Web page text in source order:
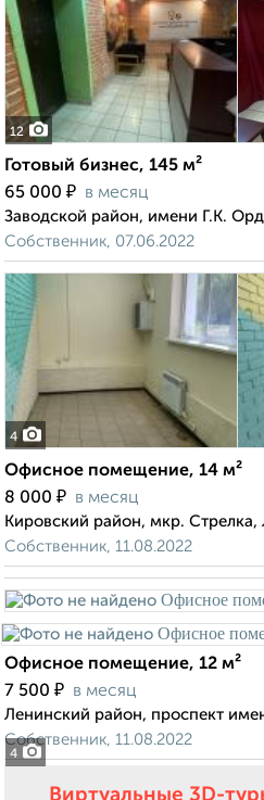
12
Готовый бизнес, 145 м²
65 000 ₽ в месяц
Заводской район, имени Г.К.
Собственник, 07.06.2022
4
Офисное помещение, 14 м²
8 000 ₽ в месяц
Кировский район, мкр. Стрелка,
Собственник, 11.08.2022
4
Офисное помещение, 12 м²
7 500 ₽ в месяц
Ленинский район, проспект
Собственник, 11.08.2022
Виртуальные 3D-